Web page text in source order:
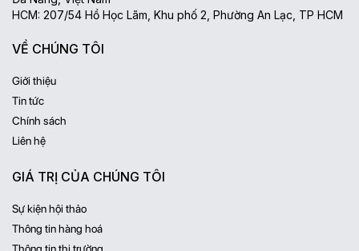
HCM: 207/54 Hồ Học Lãm, Khu phố 2, Phường An Lạc, TP HCM
VỀ CHÚNG TÔI
Giới thiệu
Tin tức
Chính sách
Liên hệ
GIÁ TRỊ CỦA CHÚNG TÔI
Sự kiện hội thảo
Thông tin hàng hoá
Thông tin thị trường